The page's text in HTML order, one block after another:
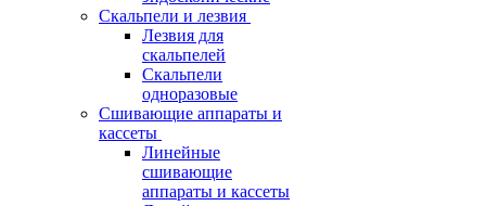
Скальпели и лезвия
Лезвия для
скальпелей
Скальпели
одноразовые
Сшивающие аппараты и
кассеты
Линейные
сшивающие
аппараты и кассеты